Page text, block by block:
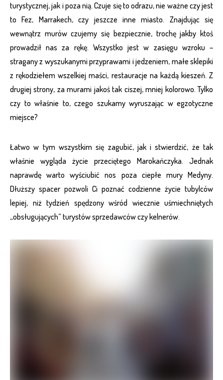
turystycznej, jak i poza nią. Czuje się to odrazu, nie ważne czy jest
to Fez, Marrakech, czy jeszcze inne miasto. Znajdując się
wewnątrz murów czujemy się bezpiecznie, trochę jakby ktoś
prowadził nas za rękę. Wszystko jest w zasięgu wzroku –
stragany z wyszukanymi przyprawami i jedzeniem, małe sklepiki
z rękodziełem wszelkiej maści, restauracje na każdą kieszeń. Z
drugiej strony, za murami jakoś tak ciszej, mniej kolorowo. Tylko
czy to właśnie to, czego szukamy wyruszając w egzotyczne
miejsce?
Łatwo w tym wszystkim się zagubić, jak i stwierdzić, że tak
właśnie wygląda życie przeciętego Marokańczyka. Jednak
naprawdę warto wyściubić nos poza ciepłe mury Medyny.
Dłuższy spacer pozwoli Ci poznać codzienne życie tubylców
lepiej, niż tydzień spędzony wśród wiecznie uśmiechniętych
„obsługujących” turystów sprzedawców czy kelnerów.